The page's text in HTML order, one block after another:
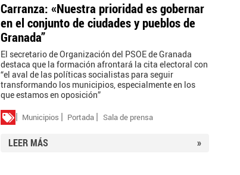
Carranza: «Nuestra prioridad es gobernar
en el conjunto de ciudades y pueblos de
Granada”
El secretario de Organización del PSOE de Granada
destaca que la formación afrontará la cita electoral con
“el aval de las políticas socialistas para seguir
transformando los municipios, especialmente en los
que estamos en oposición”
Municipios Portada Sala de prensa
LEER MÁS »